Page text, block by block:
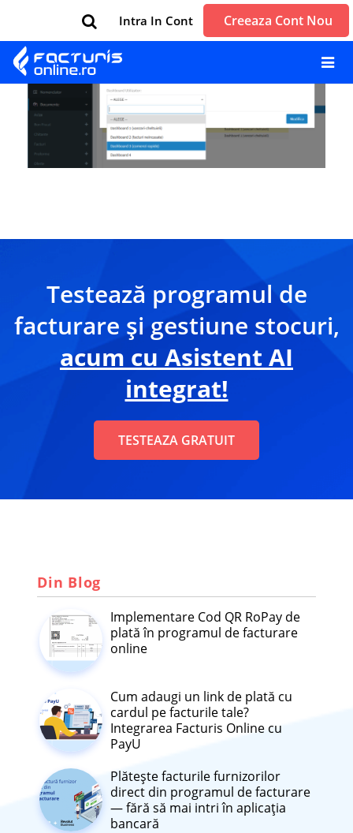
Intra In Cont Creeaza Cont Nou
Testează programul de
facturare și gestiune stocuri,
acum cu Asistent AI
integrat!
TESTEAZA GRATUIT
Din Blog
Implementare Cod QR RoPay de
plată în programul de facturare
online
Cum adaugi un link de plată cu
cardul pe facturile tale?
Integrarea Facturis Online cu
PayU
Plătește facturile furnizorilor
direct din programul de facturare
— fără să mai intri în aplicația
bancară